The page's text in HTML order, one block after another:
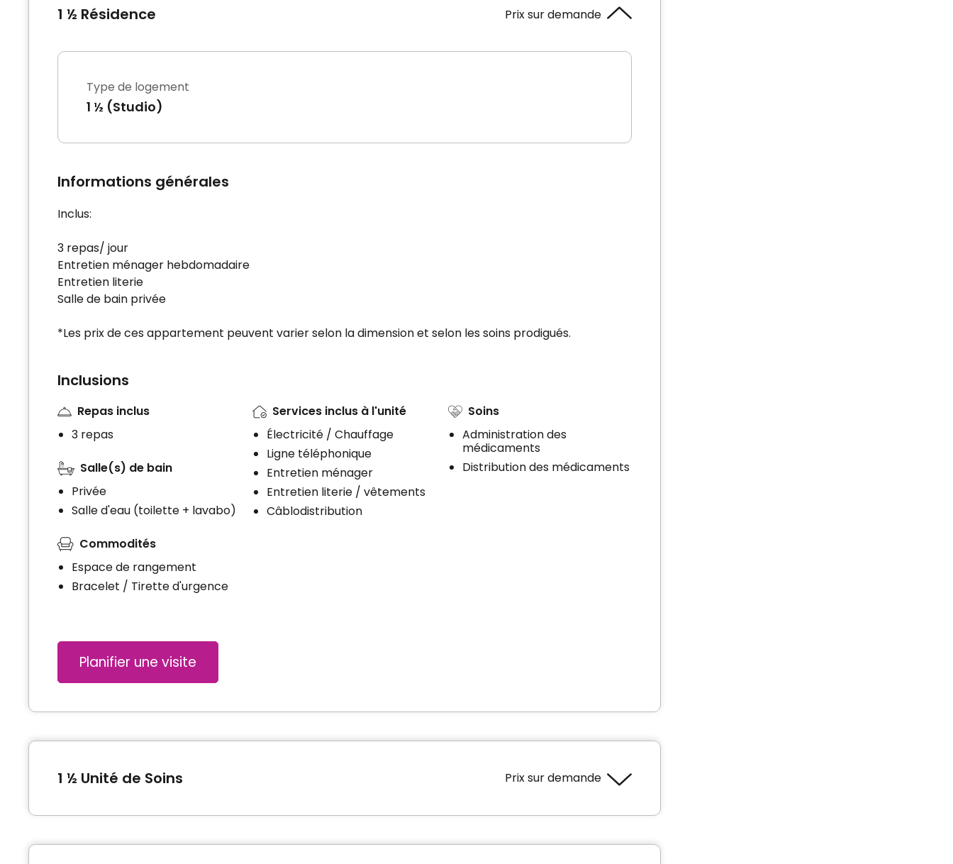
1 ½ Résidence Prix sur demande
Type de logement
1 ½ (Studio)
Informations générales
Inclus:
3 repas/ jour
Entretien ménager hebdomadaire
Entretien literie
Salle de bain privée
*Les prix de ces appartement peuvent varier selon la dimension et selon les soins prodigués.
Inclusions
Repas inclus
3 repas
Salle(s) de bain
Privée
Salle d'eau (toilette + lavabo)
Commodités
Espace de rangement
Bracelet / Tirette d'urgence
Services inclus à l'unité
Électricité / Chauffage
Ligne téléphonique
Entretien ménager
Entretien literie / vêtements
Câblodistribution
Soins
Administration des
médicaments
Distribution des médicaments
Planifier une visite
1 ½ Unité de Soins Prix sur demande